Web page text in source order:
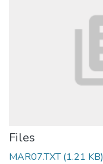
Files
MAR07.TXT(1.21 KB)